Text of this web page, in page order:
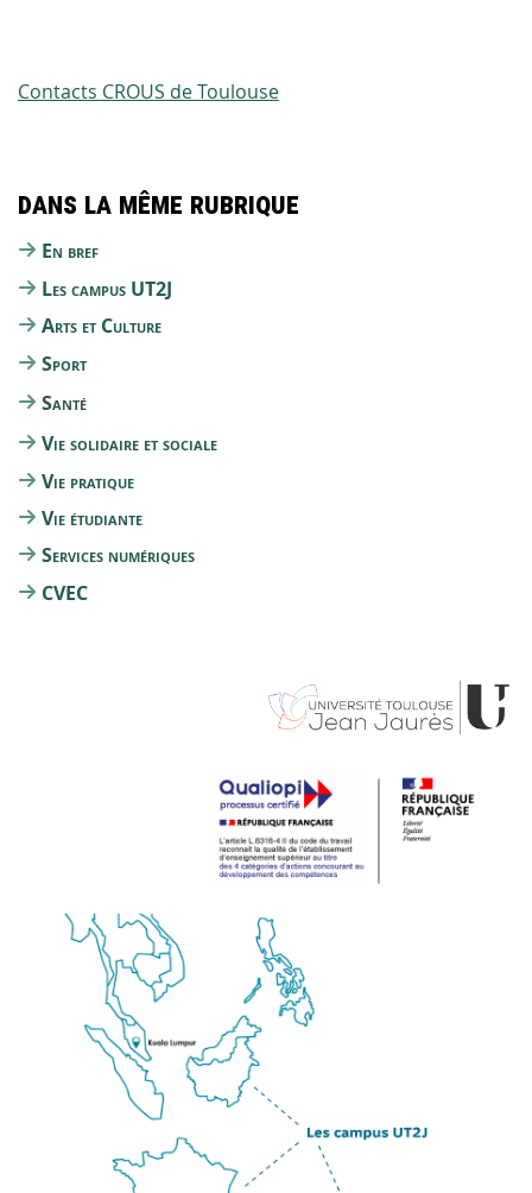
Contacts CROUS de Toulouse
Dans la même rubrique
En bref
Les campus UT2J
Arts et Culture
Sport
Santé
Vie solidaire et sociale
Vie pratique
Vie étudiante
Services numériques
CVEC